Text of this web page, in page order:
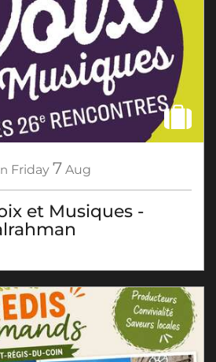
Friday 7 Aug
et Musiques -